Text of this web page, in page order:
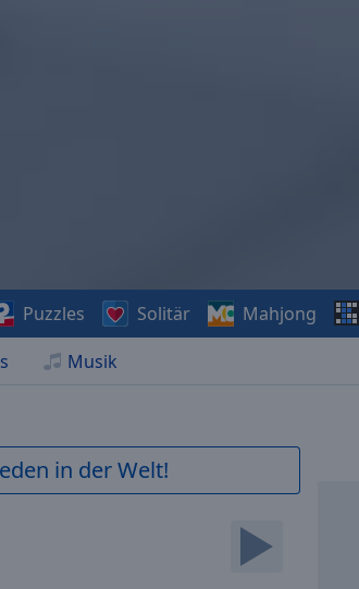
Musik
Puzzles Solitär Mahjong
in der Welt!